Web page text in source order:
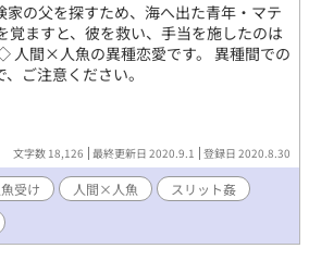
の父を探すため、海へ出た青年・マテ
覚ますと、彼を救い、手当を施したのは
×人魚の異種恋愛です。 異種間での
ご注意ください。
文字数 18,126 最終更新日 2020.9.1 登録日 2020.8.30
受け 人間×人魚
スリット姦